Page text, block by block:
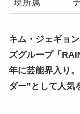
現所属
キム・ジェギョ
ズグループ「
年に芸能界入り
ダー”として人気